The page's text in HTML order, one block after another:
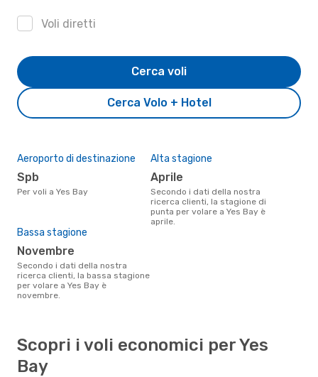
Voli diretti
Cerca Volo + Hotel
Cerca voli
Aeroporto di destinazione
Spb
Per voli a Yes Bay
Alta stagione
aprile
Secondo i dati della nostra
ricerca clienti, la stagione di
punta per volare a Yes Bay è
aprile.
Bassa stagione
novembre
Secondo i dati della nostra
ricerca clienti, la bassa stagione
per volare a Yes Bay è
novembre.
Scopri i voli economici per Yes
Bay